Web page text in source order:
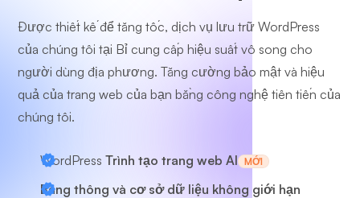
Được thiết kế để tăng tốc, dịch vụ lưu trữ WordPress
của chúng tôi tại Bỉ cung cấp hiệu suất vô song cho
người dùng địa phương. Tăng cường bảo mật và hiệu
quả của trang web của bạn bằng công nghệ tiên tiến của
chúng tôi.
WordPress Trình tạo trang web AI MỚI
Băng thông và cơ sở dữ liệu không giới hạn